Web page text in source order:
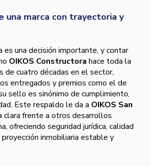
una marca con trayectoria y
es una decisión importante, y contar
OIKOS Constructora hace toda la
de cuatro décadas en el sector,
entregados y premios como el de
sello es sinónimo de cumplimiento,
Este respaldo le da a OIKOS San
clara frente a otros desarrollos
ofreciendo seguridad jurídica, calidad
inmobiliaria estable y